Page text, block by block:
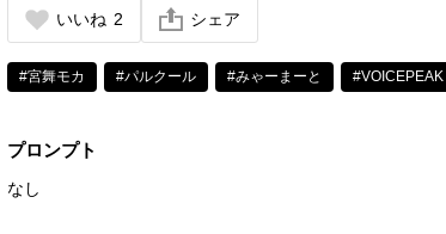
いいね 2 シェア
#宮舞モカ #パルクール #みゃーまーと #VOICEPEAK
プロンプト
なし